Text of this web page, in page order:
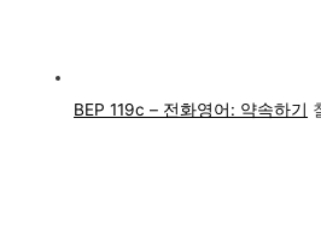
BEP 119c – 전화영어: 약속하기